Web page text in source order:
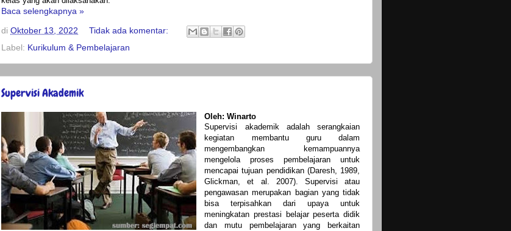
Baca selengkapnya »
di Oktober 13, 2022
Tidak ada komentar:
Label: Kurikulum & Pembelajaran
Supervisi Akademik
Oleh: Winarto
Supervisi akademik adalah serangkaian
kegiatan membantu guru dalam
mengembangkan kemampuannya
mengelola proses pembelajaran untuk
mencapai tujuan pendidikan (Daresh, 1989,
Glickman, et al. 2007). Supervisi atau
pengawasan merupakan bagian yang tidak
bisa terpisahkan dari upaya untuk
meningkatan prestasi belajar peserta didik
dan mutu pembelajaran yang berkaitan